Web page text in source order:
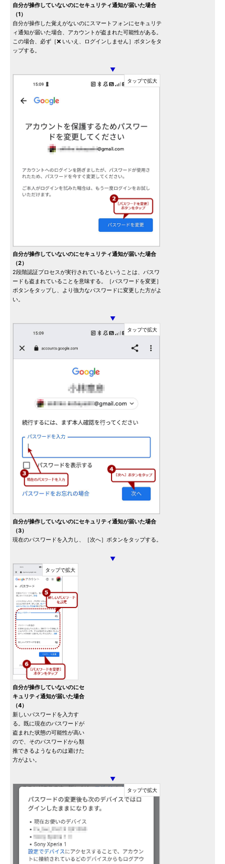
自分が操作していないのにセキュリティ通知が届いた場合
（1）
自分が操作した覚えがないのにスマートフォンにセキュリテ
ィ通知が届いた場合、アカウントが盗まれた可能性がある。
この場合、必ず［❌ いいえ、ログインしません］ボタンをタ
ップする。
▼
自分が操作していないのにセキュリティ通知が届いた場合
（2）
2段階認証プロセスが実行されているということは、パスワ
ードも盗まれていることを意味する。［パスワードを変更］
ボタンをタップし、より強力なパスワードに変更した方がよ
い。
▼
自分が操作していないのにセキュリティ通知が届いた場合
（3）
現在のパスワードを入力し、［次へ］ボタンをタップする。
▼
自分が操作していないのにセ
キュリティ通知が届いた場合
（4）
新しいパスワードを入力す
る。既に現在のパスワードが
盗まれた状態の可能性が高い
ので、そのパスワードから類
推できるようなものは避けた
方がよい。
▼